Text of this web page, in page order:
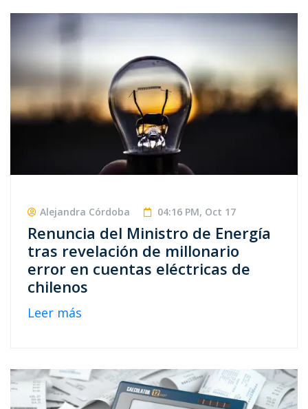
Alejandra Córdoba 04:16 PM, Oct 17
Renuncia del Ministro de Energía
tras revelación de millonario
error en cuentas eléctricas de
chilenos
Leer más